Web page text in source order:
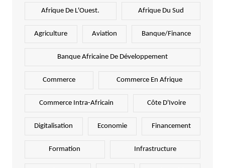
Afrique De L'Ouest. Afrique Du Sud
Agriculture Aviation Banque/Finance
Banque Africaine De Développement
Commerce Commerce En Afrique
Commerce Intra-Africain Côte D'Ivoire
Digitalisation Economie Financement
Formation Infrastructure